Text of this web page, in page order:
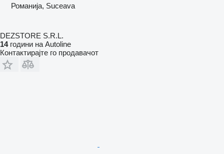
Романија, Suceava
DEZSTORE S.R.L.
14години на Autoline
Контактирајте го продавачот